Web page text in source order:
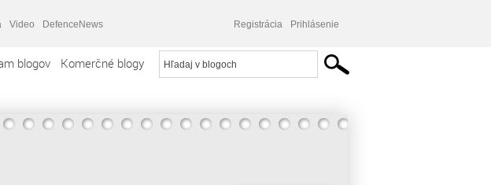
Video DefenceNews Registrácia Prihlásenie
blogov Komerčné blogy